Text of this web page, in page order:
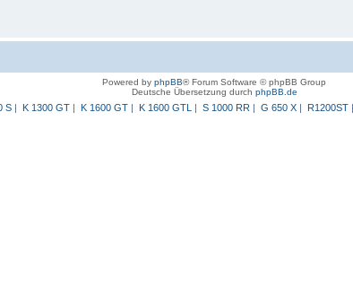
Powered by phpBB® Forum Software © phpBB Group
Deutsche Übersetzung durch phpBB.de
S| K 1300 GT| K 1600 GT| K 1600 GTL | S 1000 RR | G 650 X| R1200ST|